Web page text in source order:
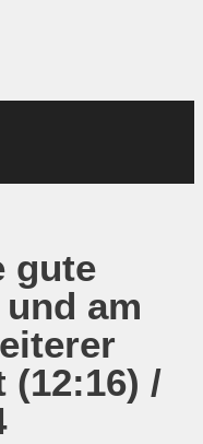
gute
am
(12:16) /